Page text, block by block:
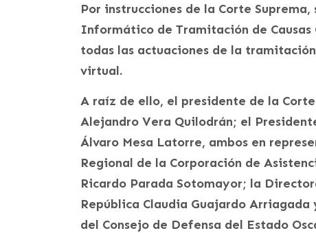
Por instrucciones de la Corte
Informático de Tramitación de
todas las actuaciones de la
virtual.
A raíz de ello, el presidente de la
Alejandro Vera Quilodrán; el
Álvaro Mesa Latorre, ambos en
Regional de la Corporación de
Ricardo Parada Sotomayor; la
República Claudia Guajardo
del Consejo de Defensa del Estado